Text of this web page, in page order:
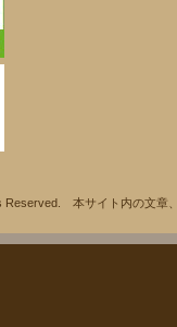
Reserved. 本サイト内の文章